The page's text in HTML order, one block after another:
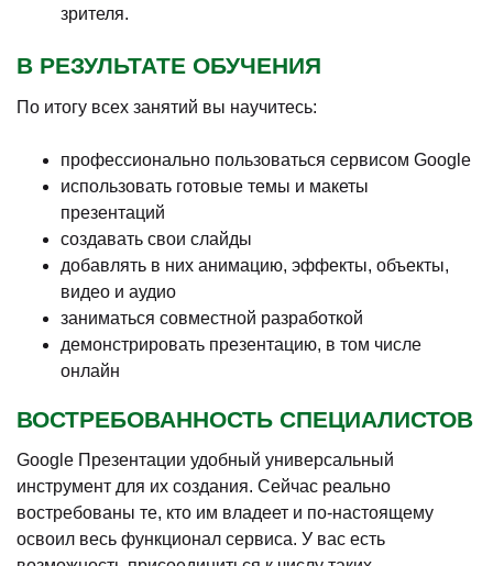
зрителя.
В РЕЗУЛЬТАТЕ ОБУЧЕНИЯ
По итогу всех занятий вы научитесь:
профессионально пользоваться сервисом Google
использовать готовые темы и макеты
презентаций
создавать свои слайды
добавлять в них анимацию, эффекты, объекты,
видео и аудио
заниматься совместной разработкой
демонстрировать презентацию, в том числе
онлайн
ВОСТРЕБОВАННОСТЬ СПЕЦИАЛИСТОВ
Google Презентации удобный универсальный
инструмент для их создания. Сейчас реально
востребованы те, кто им владеет и по-настоящему
освоил весь функционал сервиса. У вас есть